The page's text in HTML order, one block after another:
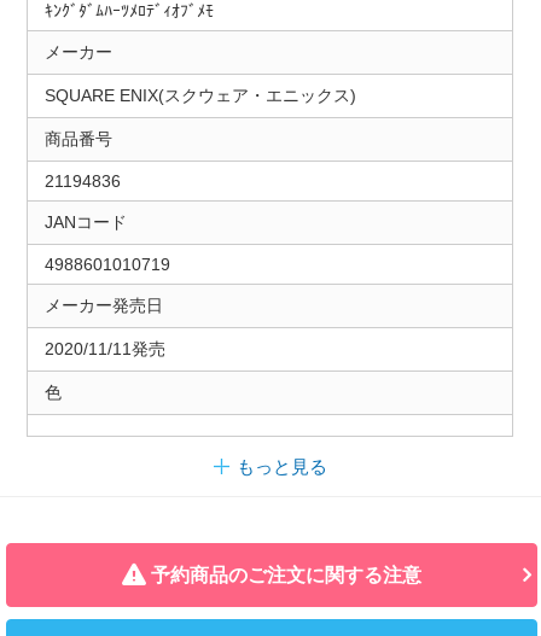
ｷﾝｸﾞﾀﾞﾑﾊｰﾂﾒﾛﾃﾞｨｵﾌﾞﾒﾓ
メーカー
SQUARE ENIX(スクウェア・エニックス)
商品番号
21194836
JANコード
4988601010719
メーカー発売日
2020/11/11発売
色
もっと見る
予約商品のご注文に関する注意